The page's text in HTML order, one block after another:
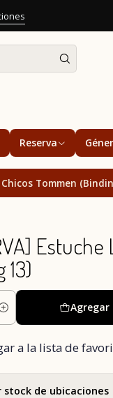
Reserva
Chicos Tommen
Estuche
13)
Agregar
a la lista de
stock de ubicaciones